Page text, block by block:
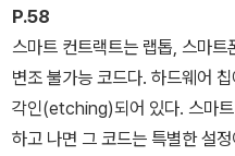
는 수많은 결과물을 포함한다.
과 애플리케이션에 기반한 다른
P.58
스마트 컨트랙트는 랩톱, 스마
변조 불가능 코드다. 하드웨어
각인(etching)되어 있다. 스마
하고 나면 그 코드는 특별한 설